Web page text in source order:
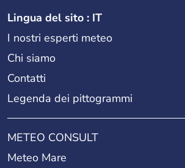
Lingua del sito : IT
I nostri esperti meteo
Chi siamo
Contatti
Legenda dei pittogrammi
METEO CONSULT
Meteo Mare